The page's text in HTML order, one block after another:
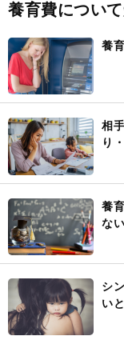
養育費につい
養
相
り
養
な
シ
い